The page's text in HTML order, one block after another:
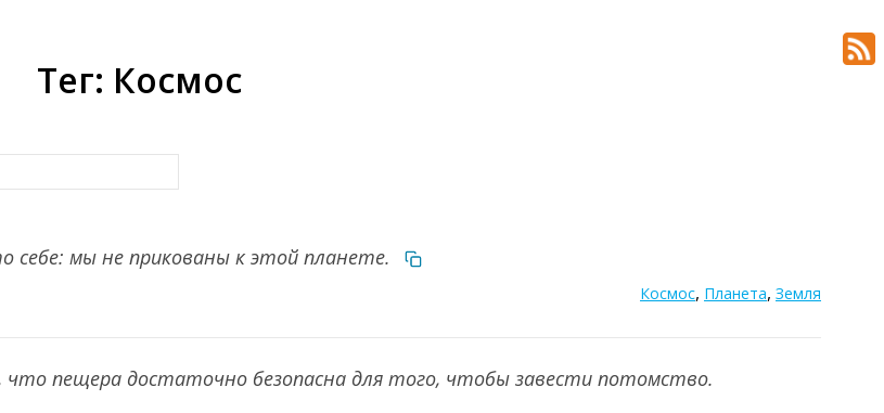
Тег: Космос
себе: мы не прикованы к этой планете.
Космос, Планета, Земля
пещера достаточно безопасна для того, чтобы завести потомство.